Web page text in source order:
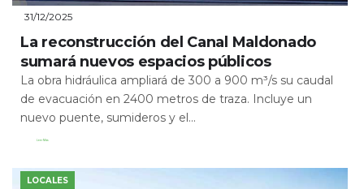
31/12/2025
La reconstrucción del Canal Maldonado
sumará nuevos espacios públicos
La obra hidráulica ampliará de 300 a 900 m³/s su caudal
de evacuación en 2400 metros de traza. Incluye un
nuevo puente, sumideros y el...
Leer Más
LOCALES